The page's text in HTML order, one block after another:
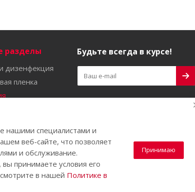
разделы
дизенфекция
пленка
Будьте всегда в курсе!
нашими специалистами и
веб-сайте, что позволяет
и обслуживание.
принимаете условия его
в нашей Политике в
Принимаю